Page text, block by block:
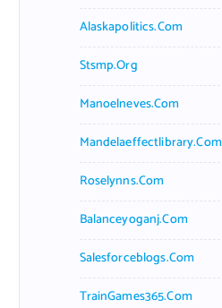
Alaskapolitics.com
Stsmp.org
Manoelneves.com
Mandelaeffectlibrary.com
Roselynns.com
Balanceyoganj.com
Salesforceblogs.com
TrainGames365.com